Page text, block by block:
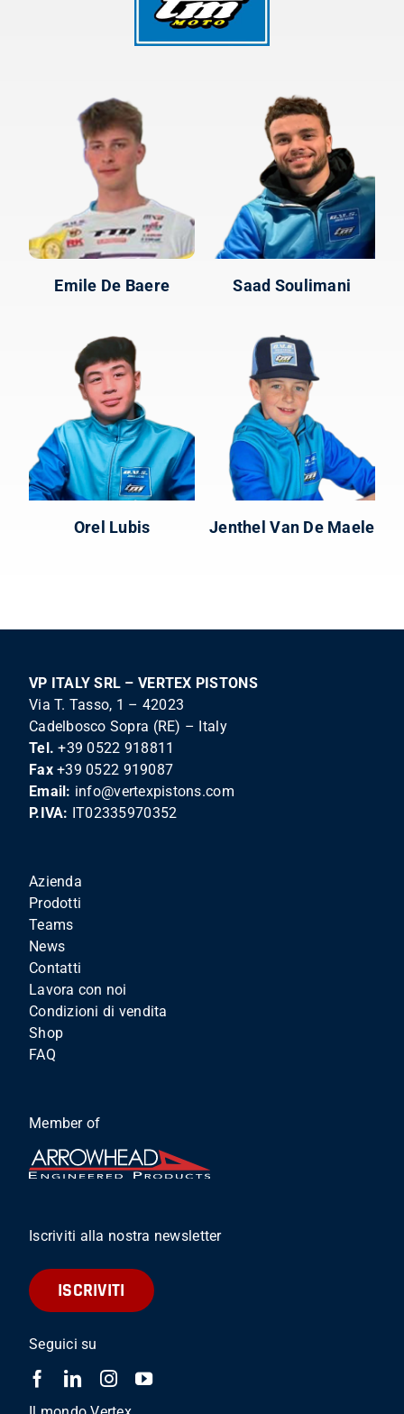
Emile De Baere Saad Soulimani
Orel Lubis Jenthel Van De Maele
VP ITALY SRL – VERTEX PISTONS
Via T. Tasso, 1 – 42023
Cadelbosco Sopra (RE) – Italy
Tel. +39 0522 918811
Fax +39 0522 919087
Email: info@vertexpistons.com
P.IVA: IT02335970352
Azienda
Prodotti
Teams
News
Contatti
Lavora con noi
Condizioni di vendita
Shop
FAQ
Member of
Iscriviti alla nostra newsletter
ISCRIVITI
Seguici su